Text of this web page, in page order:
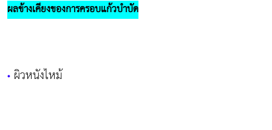
ผลข้างเคียงของการครอบแก้วบำบัด
• ผิวหนังไหม้